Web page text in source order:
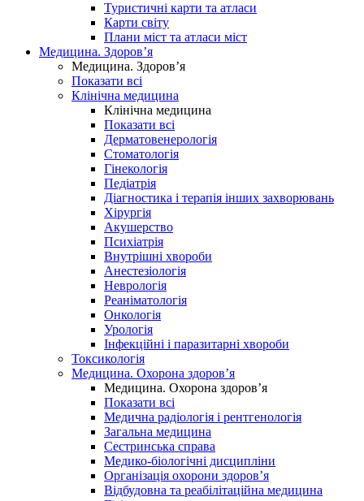
Туристичні карти та атласи
Карти світу
Плани міст та атласи міст
Медицина. Здоров’я
Медицина. Здоров’я
Показати всі
Клінічна медицина
Клінічна медицина
Показати всі
Дерматовенерологія
Стоматологія
Гінекологія
Педіатрія
Діагностика і терапія інших захворювань
Хірургія
Акушерство
Психіатрія
Внутрішні хвороби
Анестезіологія
Неврологія
Реаніматологія
Онкологія
Урологія
Інфекційні і паразитарні хвороби
Токсикологія
Медицина. Охорона здоров’я
Медицина. Охорона здоров’я
Показати всі
Медична радіологія і рентгенологія
Загальна медицина
Сестринська справа
Медико-біологічні дисципліни
Організація охорони здоров’я
Відбудовна та реабілітаційна медицина